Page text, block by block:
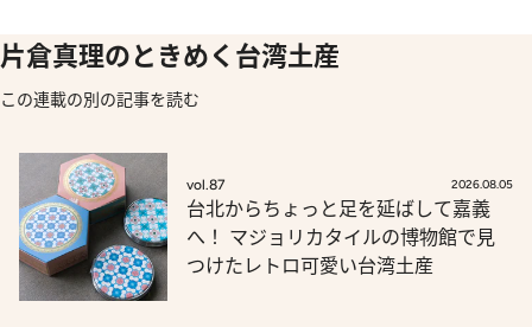
片倉真理のときめく台湾土産
この連載の別の記事を読む
vol.87 2026.08.05
台北からちょっと足を延ばして嘉義
へ！ マジョリカタイルの博物館で見
つけたレトロ可愛い台湾土産